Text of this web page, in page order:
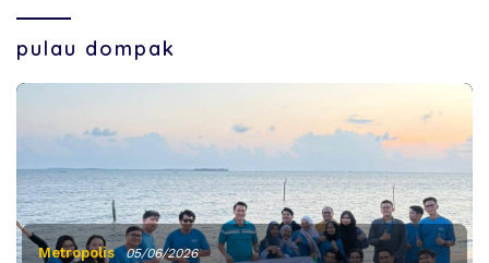
pulau dompak
Metropolis 05/06/2026